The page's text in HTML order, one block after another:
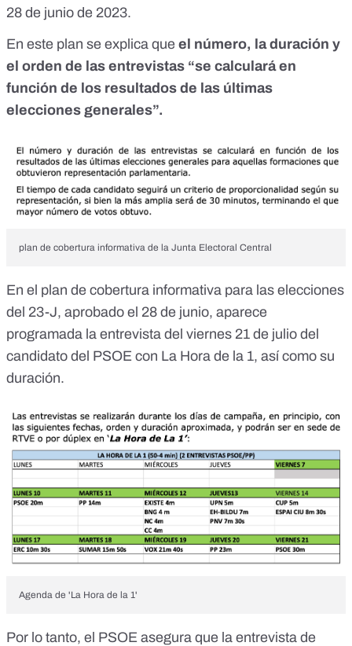
28 de junio de 2023.
En este plan se explica que el número, la duración y
el orden de las entrevistas “se calculará en
función de los resultados de las últimas
elecciones generales”.
plan de cobertura informativa de la Junta Electoral Central
En el plan de cobertura informativa para las elecciones
del 23-J, aprobado el 28 de junio, aparece
programada la entrevista del viernes 21 de julio del
candidato del PSOE con La Hora de la 1, así como su
duración.
Agenda de 'La Hora de la 1'
Por lo tanto, el PSOE asegura que la entrevista de